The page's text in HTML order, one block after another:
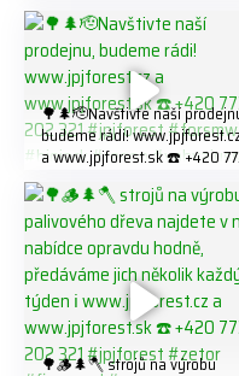
K8W5t7i6o ☎️ +420 773 202
321 #jpjforest #forsmw
#firewood #
🌳🌲🫡Navštivte naší
budeme rádi!
a www.jpjforest.sk ☎️ +420
#biojack #regon #vahvajussi
🌳🪵🌲🪓 strojů na výrobu